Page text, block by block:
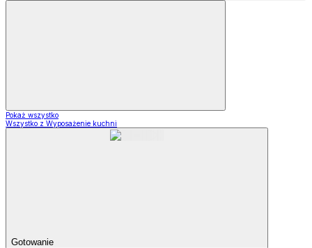
Pokaż wszystko
Wszystko z Wyposażenie kuchni
Gotowanie